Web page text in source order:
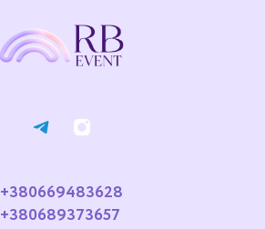
+380669483628
+380689373657